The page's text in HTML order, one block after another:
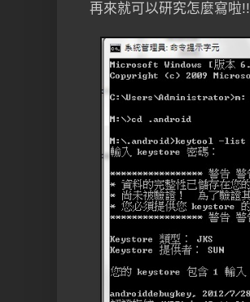
再來就可以研究怎麼寫啦!!